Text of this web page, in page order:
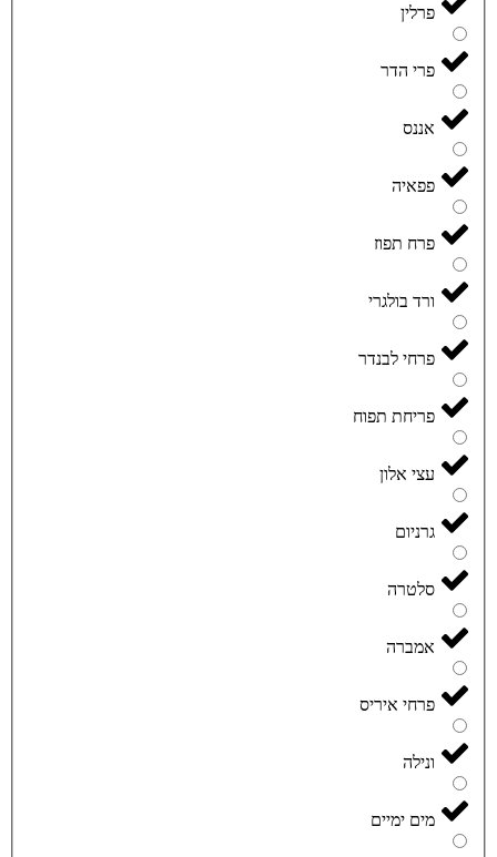
פרלין
פרי הדר
אננס
פפאיה
פרח תפוז
ורד בולגרי
פרחי לבנדר
פריחת תפוח
עצי אלון
גרניום
סלטרה
אמברה
פרחי איריס
ונילה
מים ימיים